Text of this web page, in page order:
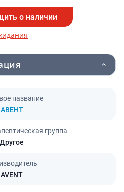
о наличии
название
АВЕНТ
группа
Другое
AVENT